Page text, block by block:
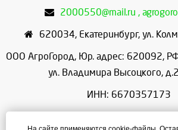
2000550@mail.ru ,
620034, Екатеринбург, ул.
ООО АгроГород, Юр. адрес: 620092, РФ,
ул. Владимира Высоцкого,
ИНН: 6670357173